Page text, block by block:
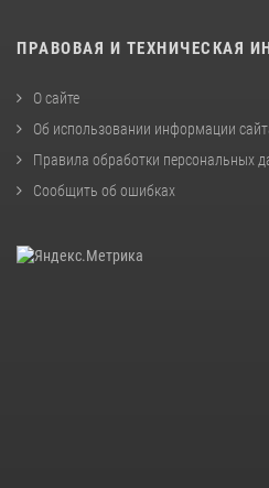
ПРАВОВАЯ И ТЕХНИЧЕСКАЯ
О сайте
Об использовании информации
Правила обработки персональных
Сообщить об ошибках